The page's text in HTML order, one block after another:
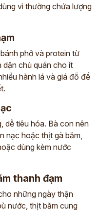
vì thường chứa lượng
phở và protein từ
chủ quán cho ít
hành lá và giá đỗ để
dễ tiêu hóa. Bà con nên
nạc hoặc thịt gà băm,
dùng kèm nước
thanh đạm
những ngày thận
nước, thịt băm cung